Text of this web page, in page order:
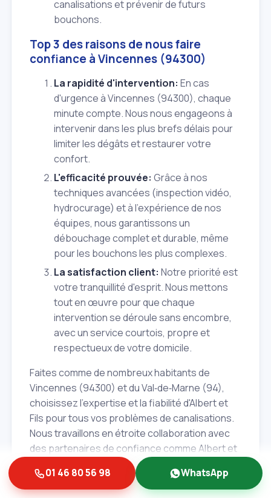
canalisations et prévenir de futurs
bouchons.
Top 3 des raisons de nous faire
confiance à Vincennes (94300)
La rapidité d'intervention: En cas
d'urgence à Vincennes (94300), chaque
minute compte. Nous nous engageons à
intervenir dans les plus brefs délais pour
limiter les dégâts et restaurer votre
confort.
L'efficacité prouvée: Grâce à nos
techniques avancées (inspection vidéo,
hydrocurage) et à l'expérience de nos
équipes, nous garantissons un
débouchage complet et durable, même
pour les bouchons les plus complexes.
La satisfaction client: Notre priorité est
votre tranquillité d'esprit. Nous mettons
tout en œuvre pour que chaque
intervention se déroule sans encombre,
avec un service courtois, propre et
respectueux de votre domicile.
Faites comme de nombreux habitants de
Vincennes (94300) et du Val‑de‑Marne (94),
choisissez l'expertise et la fiabilité d'Albert et
Fils pour tous vos problèmes de canalisations.
Nous travaillons en étroite collaboration avec
des partenaires de confiance comme Albert et
Fils pour vous offrir un service complet.
01 46 80 56 98 WhatsApp